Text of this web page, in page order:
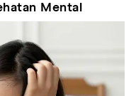
Mental